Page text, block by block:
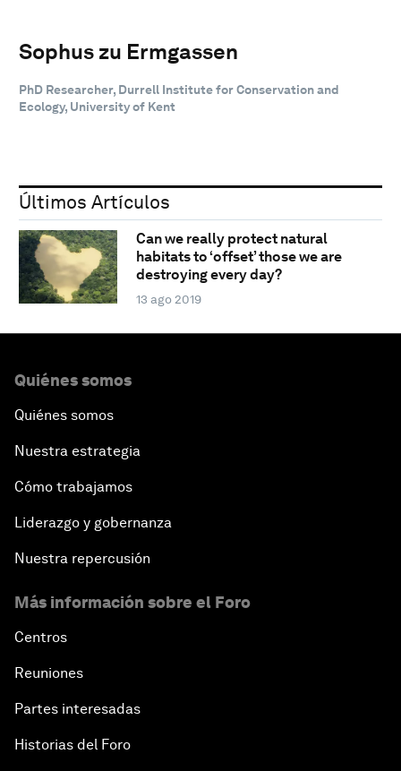
Sophus zu Ermgassen
PhD Researcher, Durrell Institute for Conservation and
Ecology, University of Kent
Últimos Artículos
Can we really protect natural
habitats to ‘offset’ those we are
destroying every day?
13 ago 2019
Quiénes somos
Quiénes somos
Nuestra estrategia
Cómo trabajamos
Liderazgo y gobernanza
Nuestra repercusión
Más información sobre el Foro
Centros
Reuniones
Partes interesadas
Historias del Foro